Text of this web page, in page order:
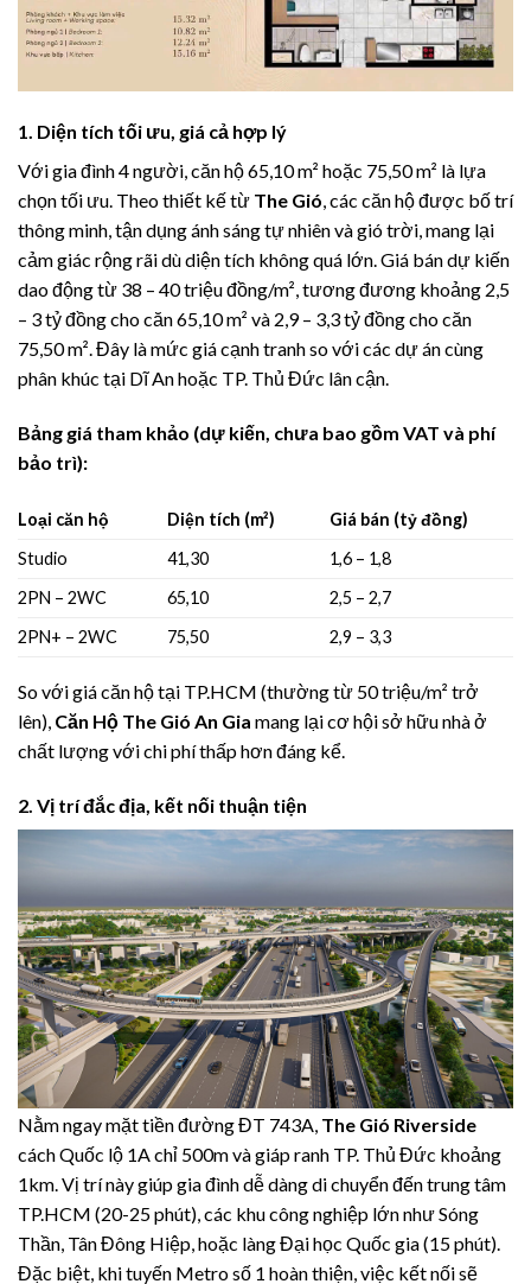
1. Diện tích tối ưu, giá cả hợp lý
Với gia đình 4 người, căn hộ 65,10 m² hoặc 75,50 m² là lựa
chọn tối ưu. Theo thiết kế từ The Gió , các căn hộ được bố trí
thông minh, tận dụng ánh sáng tự nhiên và gió trời, mang lại
cảm giác rộng rãi dù diện tích không quá lớn. Giá bán dự kiến
dao động từ 38 – 40 triệu đồng/m², tương đương khoảng 2,5
– 3 tỷ đồng cho căn 65,10 m² và 2,9 – 3,3 tỷ đồng cho căn
75,50 m². Đây là mức giá cạnh tranh so với các dự án cùng
phân khúc tại Dĩ An hoặc TP. Thủ Đức lân cận.
Bảng giá tham khảo (dự kiến, chưa bao gồm VAT và phí
bảo trì):
Loại căn hộ Diện tích (m²)
Giá bán (tỷ đồng)
Studio
41,30
1,6 – 1,8
2PN – 2WC
65,10
2,5 – 2,7
2PN+ – 2WC
75,50 2,9 – 3,3
So với giá căn hộ tại TP.HCM (thường từ 50 triệu/m² trở
lên), Căn Hộ The Gió An Gia mang lại cơ hội sở hữu nhà ở
chất lượng với chi phí thấp hơn đáng kể.
2. Vị trí đắc địa, kết nối thuận tiện
Nằm ngay mặt tiền đường ĐT 743A, The Gió Riverside
cách Quốc lộ 1A chỉ 500m và giáp ranh TP. Thủ Đức khoảng
1km. Vị trí này giúp gia đình dễ dàng di chuyển đến trung tâm
TP.HCM (20-25 phút), các khu công nghiệp lớn như Sóng
Thần, Tân Đông Hiệp, hoặc làng Đại học Quốc gia (15 phút).
Đặc biệt, khi tuyến Metro số 1 hoàn thiện, việc kết nối sẽ